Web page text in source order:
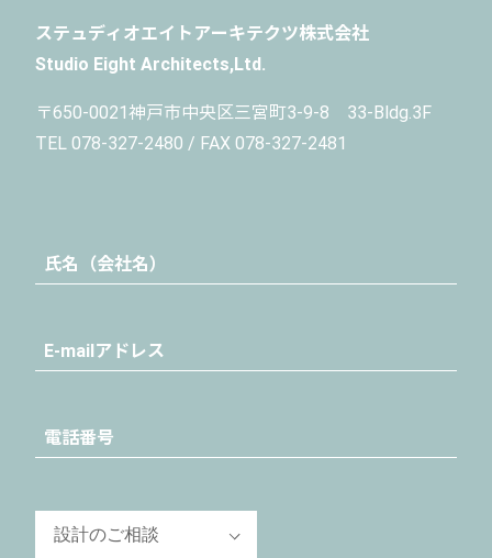
ステュディオエイトアーキテクツ株式会社
Studio Eight Architects,Ltd.
〒650-0021神戸市中央区三宮町3-9-8 33-Bldg.3F
TEL 078-327-2480 / FAX 078-327-2481